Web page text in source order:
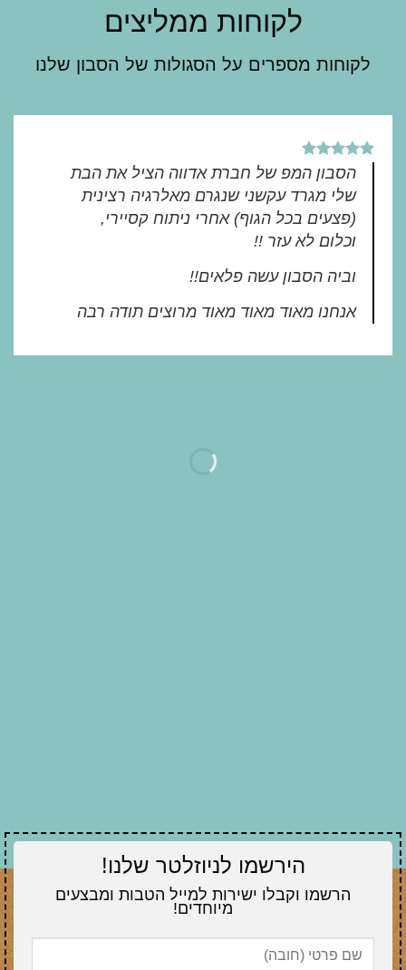
לקוחות ממליצים
לקוחות מספרים על הסגולות של הסבון שלנו
הסבון המפ של חברת אדווה הציל את הבת
שלי מגרד עקשני שנגרם מאלרגיה רצינית
(פצעים בכל הגוף) אחרי ניתוח קסיירי,
וכלום לא עזר !!
וביה הסבון עשה פלאים!!
אנחנו מאוד מאוד מאוד מרוצים תודה רבה
הירשמו לניוזלטר שלנו!
הרשמו וקבלו ישירות למייל הטבות ומבצעים
מיוחדים!